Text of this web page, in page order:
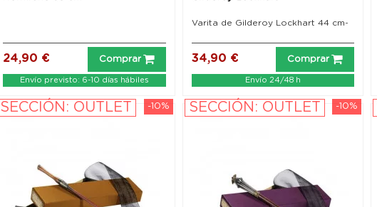
24,90 € Comprar
Envío previsto: 6-10 días hábiles
Varita de Gilderoy Lockhart 44 cm-
34,90 € Comprar
Envío 24/48 h
-10%
SECCIÓN: OUTLET -10%
SECCIÓN: OUTLET